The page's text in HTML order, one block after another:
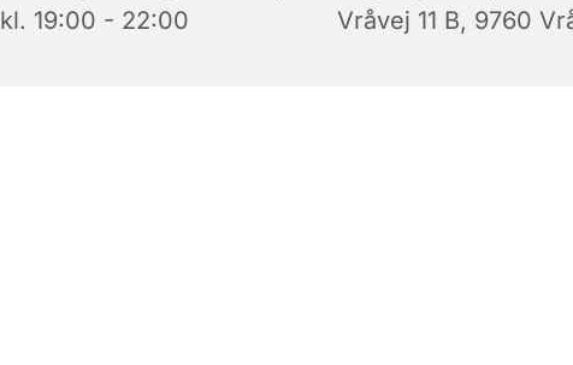
kl. 19:00 - 22:00
Vråvej 11 B, 9760